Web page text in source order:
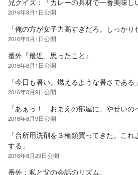
2016年8月1日公開
「俺の方が女子力高すぎだろ。しっかり
2016年8月1日公開
番外『最近、思ったこと』
2016年8月1日公開
「今日も暑い。燃えるような暑さである」
2016年8月9日公開
「あぁっ！ おまえの部屋に、やせいの
2016年8月9日公開
「台所用洗剤を３種類買ってきた。こ
する」
2016年8月29日公開
番外：私と父の会話のリズム。